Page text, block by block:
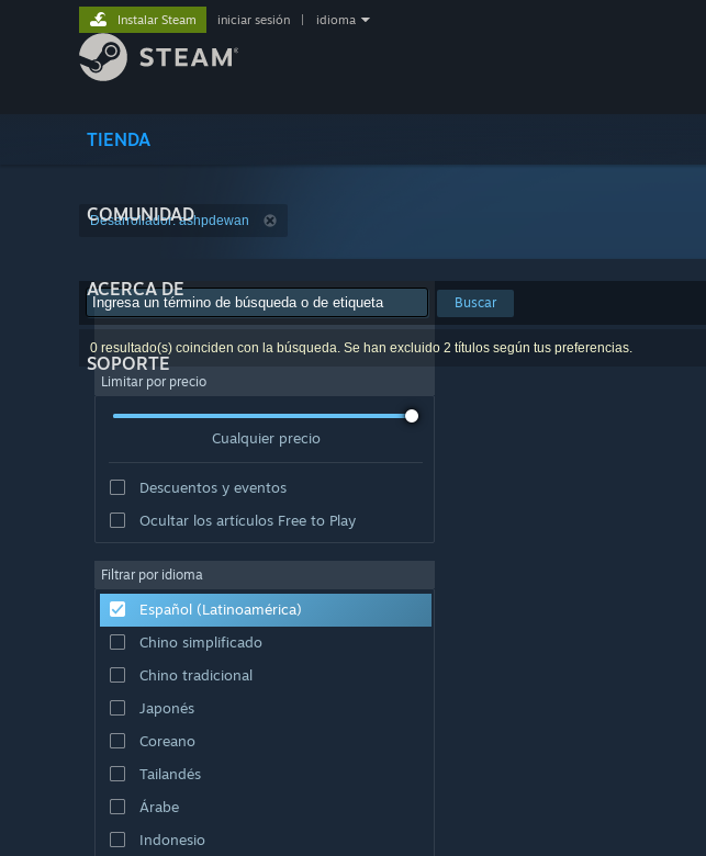
TIENDA
COMUNIDAD
ACERCA DE
SOPORTE
Instalar Steam iniciar sesión idioma
Desarrollador: ashpdewan
Buscar
0 resultado(s) coinciden con la búsqueda. Se han excluido 2 títulos según tus preferencias.
Limitar por precio
Cualquier precio
Descuentos y eventos
Ocultar los artículos Free to Play
Filtrar por idioma
Español (Latinoamérica)
Chino simplificado
Chino tradicional
Japonés
Coreano
Tailandés
Árabe
Indonesio